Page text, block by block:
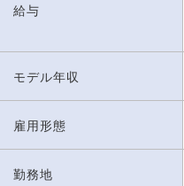
給与
モデル年収
雇用形態
勤務地